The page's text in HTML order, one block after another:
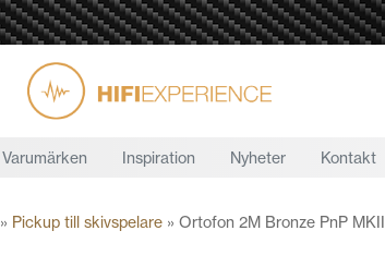
Varumärken Inspiration Nyheter Kontakt
» Pickup till skivspelare » Ortofon 2M Bronze PnP MKII